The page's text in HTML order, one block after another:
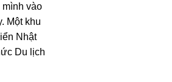
vào
Một khu
Nhật
Du lịch